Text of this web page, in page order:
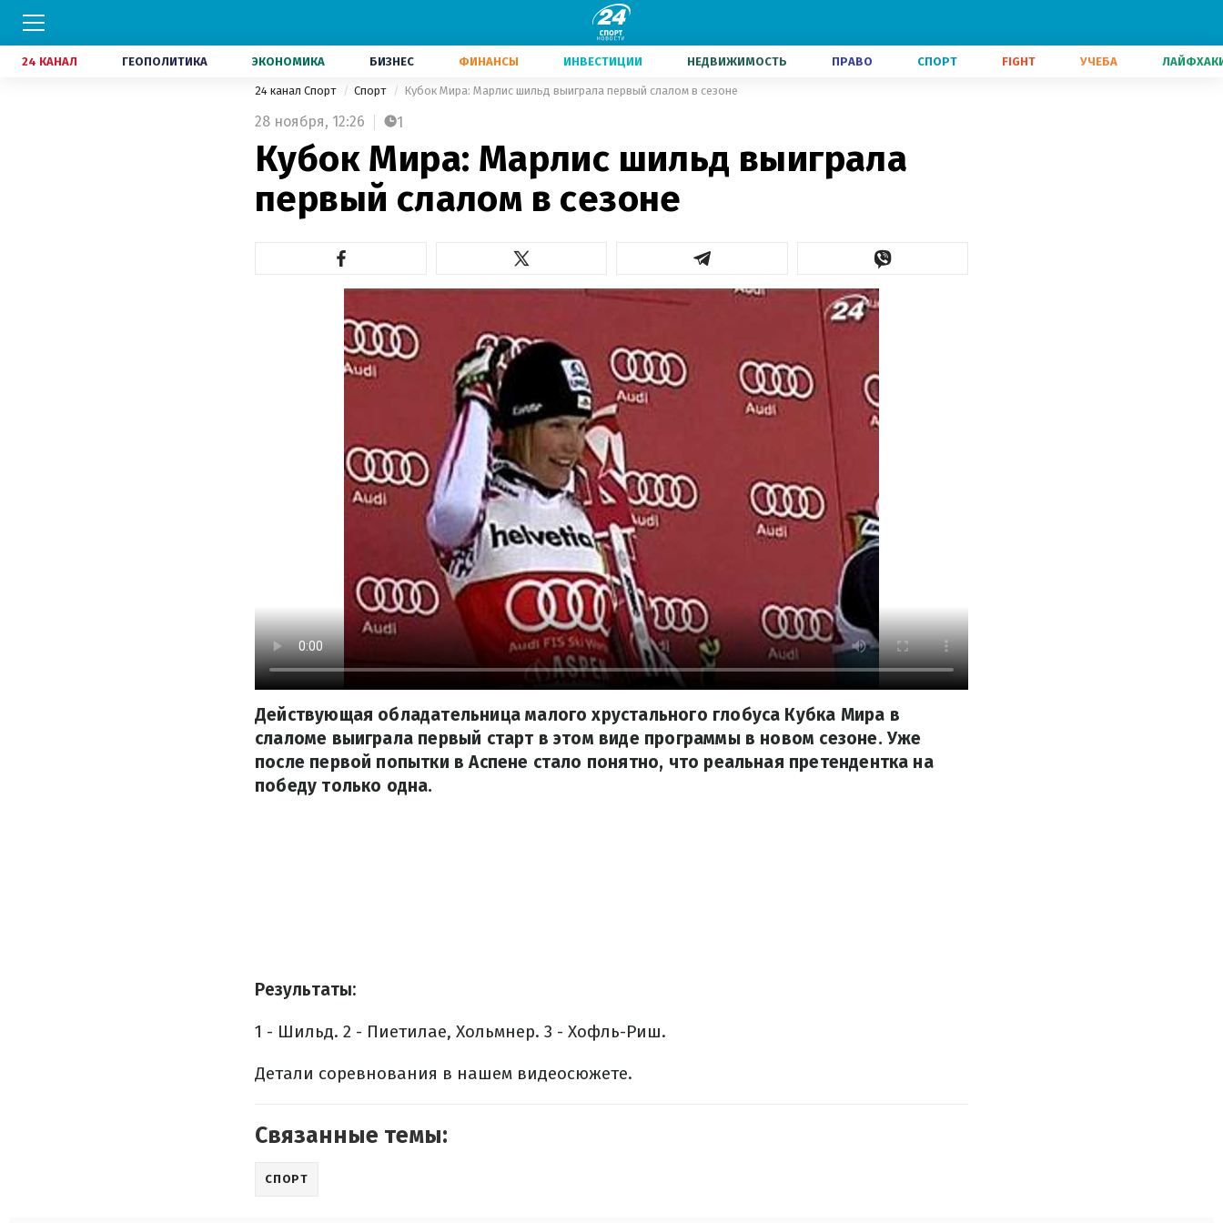
24 КАНАЛ ГЕОПОЛИТИКА ЭКОНОМИКА БИЗНЕС ФИНАНСЫ ИНВЕСТИЦИИ НЕДВИЖИМОСТЬ ПРАВО СПОРТ FIGHT УЧЕБА
24 канал Спорт Спорт Кубок Мира: Марлис шильд выиграла первый слалом в сезоне
28 ноября, 12:26 1
Кубок Мира: Марлис шильд выиграла
первый слалом в сезоне
Действующая обладательница малого хрустального глобуса Кубка Мира в
слаломе выиграла первый старт в этом виде программы в новом сезоне. Уже
после первой попытки в Аспене стало понятно, что реальная претендентка на
победу только одна.
Результаты:
1 - Шильд. 2 - Пиетилае, Хольмнер. 3 - Хофль-Риш.
Детали соревнования в нашем видеосюжете.
Связанные темы:
СПОРТ